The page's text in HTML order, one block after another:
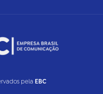
pela EBC